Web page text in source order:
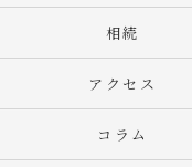
相続
アクセス
コラム